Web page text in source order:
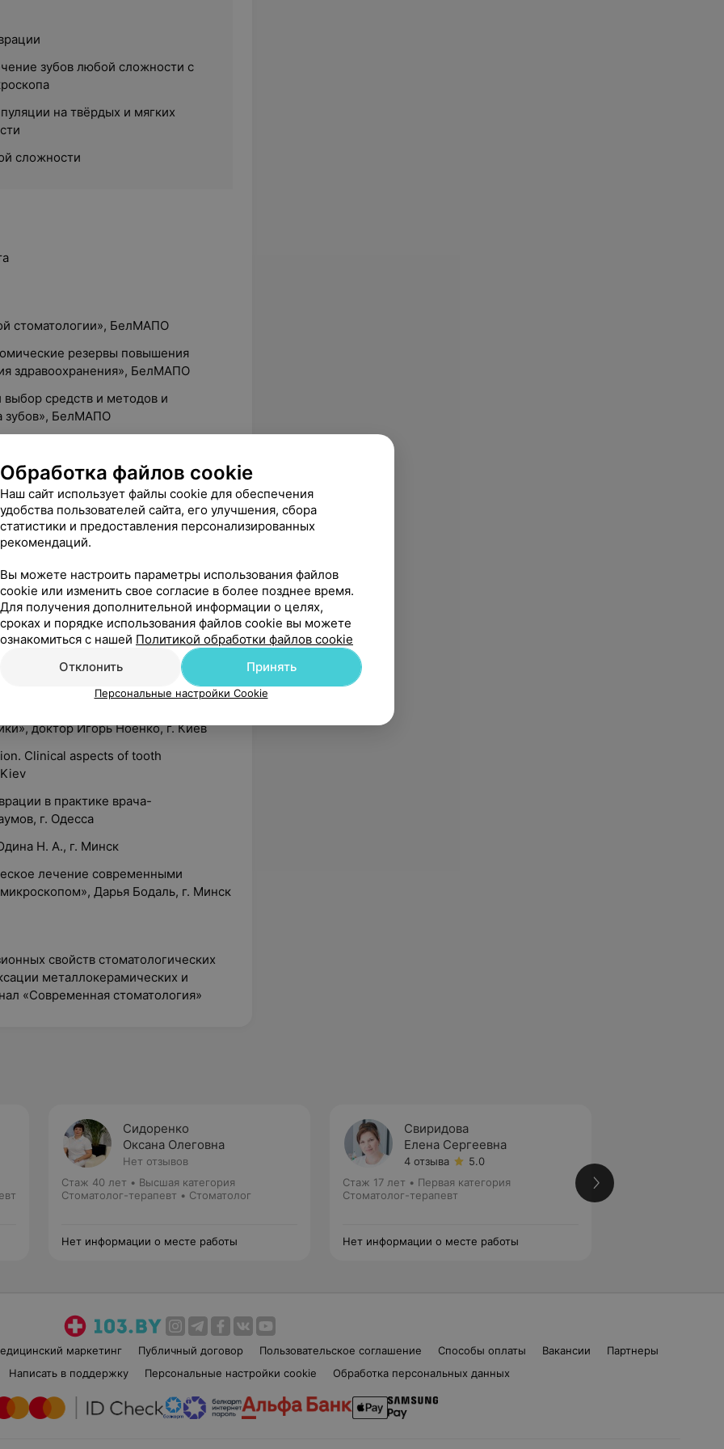
зубов любой сложности с
на твёрдых и мягких
сложности
стоматологии», БелМАПО
резервы повышения
здравоохранения», БелМАПО
средств и методов и
зубов», БелМАПО
стоматологический конгресс,
конференция «День высокой
г. Минск
практическая конференция
г. Витебск
использования КЛКТ при
лечения», лекторы Роман Самсонов,
Dr. Walter Dias
эндодонтического лечения —
доктор Игорь Ноенко, г. Киев
Clinical aspects of tooth
в практике врача-
г. Одесса
Н. А., г. Минск
лечение современными
Дарья Бодаль, г. Минск
свойств стоматологических
металлокерамических и
«Современная стоматология»
Сидоренко
Оксана Олеговна
Нет отзывов
Стаж 40 лет • Высшая категория
Стоматолог-терапевт • Стоматолог
Нет информации о месте работы
Свиридова
Елена Сергеевна
4 отзыва
5.0
Стаж 17 лет • Первая категория
Стоматолог-терапевт
Нет информации о месте работы
маркетинг Публичный договор Пользовательское соглашение Способы оплаты Вакансии
Партнеры
Написать в поддержку Персональные настройки cookie Обработка персональных данных
Обработка файлов cookie
Наш сайт использует файлы cookie для обеспечения
удобства пользователей сайта, его улучшения, сбора
статистики и предоставления персонализированных
рекомендаций.
Вы можете настроить параметры использования файлов
cookie или изменить свое согласие в более позднее время.
Для получения дополнительной информации о целях,
сроках и порядке использования файлов cookie вы можете
ознакомиться с нашей Политикой обработки файлов cookie
Отклонить
Принять
Персональные настройки Cookie